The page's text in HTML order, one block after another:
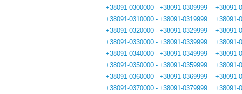
+38091-0300000 - +38091-0309999
+38091-0310000 - +38091-0319999
+38091-0320000 - +38091-0329999
+38091-0330000 - +38091-0339999
+38091-0340000 - +38091-0349999
+38091-0350000 - +38091-0359999
+38091-0360000 - +38091-0369999
+38091-0370000 - +38091-0379999
+38091-
+38091-
+38091-
+38091-
+38091-
+38091-
+38091-
+38091-